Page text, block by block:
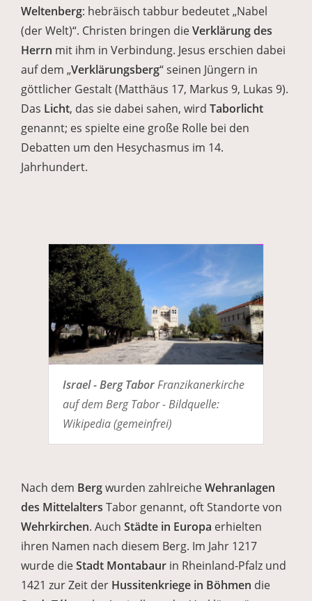
Weltenberg: hebräisch tabbur bedeutet „Nabel
(der Welt)“. Christen bringen dieVerklärung des
Herrn mit ihm in Verbindung. Jesus erschien dabei
auf dem „Verklärungsberg“ seinen Jüngern in
göttlicher Gestalt (Matthäus 17, Markus 9, Lukas 9).
Das Licht, das sie dabei sahen, wird Taborlicht
genannt; es spielte eine große Rolle bei den
Debatten um den Hesychasmus im 14.
Jahrhundert.
Israel - Berg TaborFranzikanerkirche
auf dem Berg Tabor - Bildquelle:
Wikipedia (gemeinfrei)
Nach dem Bergwurden zahlreicheWehranlagen
des Mittelalters Tabor genannt, oft Standorte von
Wehrkirchen. Auch Städte in Europa erhielten
ihren Namen nach diesem Berg. Im Jahr 1217
wurde dieStadt Montabaur in Rheinland-Pfalz und
1421 zur Zeit der Hussitenkriege in Böhmen die